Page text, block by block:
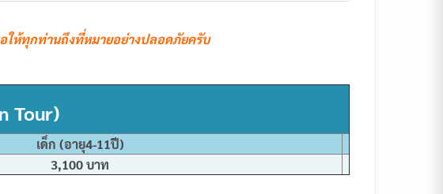
ให้ทุกท่านถึงที่หมายอย่างปลอดภัยครับ
Tour)
เด็ก (อายุ4-11ปี)
3,100 บาท